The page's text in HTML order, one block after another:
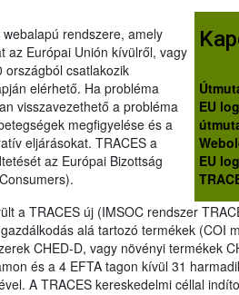
rendszere, amely
az Európai Unión kívülről, vagy
csatlakozik
elérhető. Ha probléma
visszavezethető a probléma
megfigyelése és a
eljárásokat. TRACES a
az Európai Bizottság
EU
EU
a TRACES új (IMSOC rendszer
alá tartozó termékek (COI
CHED-D, vagy növényi termékek
és a 4 EFTA tagon kívül 31
A TRACES kereskedelmi céllal